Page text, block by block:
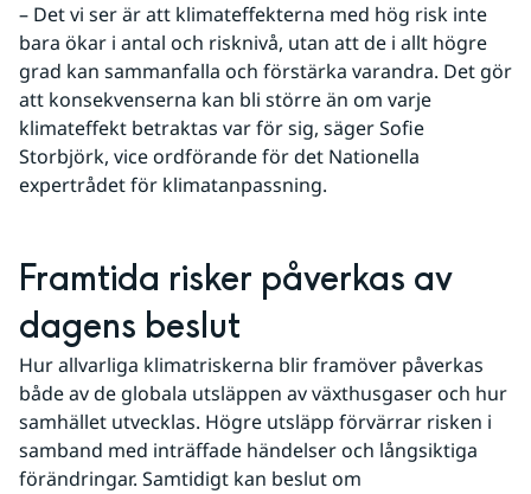
– Det vi ser är att klimateffekterna med hög risk inte
bara ökar i antal och risknivå, utan att de i allt högre
grad kan sammanfalla och förstärka varandra. Det gör
att konsekvenserna kan bli större än om varje
klimateffekt betraktas var för sig, säger Sofie
Storbjörk, vice ordförande för det Nationella
expertrådet för klimatanpassning.
Framtida risker påverkas av
dagens beslut
Hur allvarliga klimatriskerna blir framöver påverkas
både av de globala utsläppen av växthusgaser och hur
samhället utvecklas. Högre utsläpp förvärrar risken i
samband med inträffade händelser och långsiktiga
förändringar. Samtidigt kan beslut om